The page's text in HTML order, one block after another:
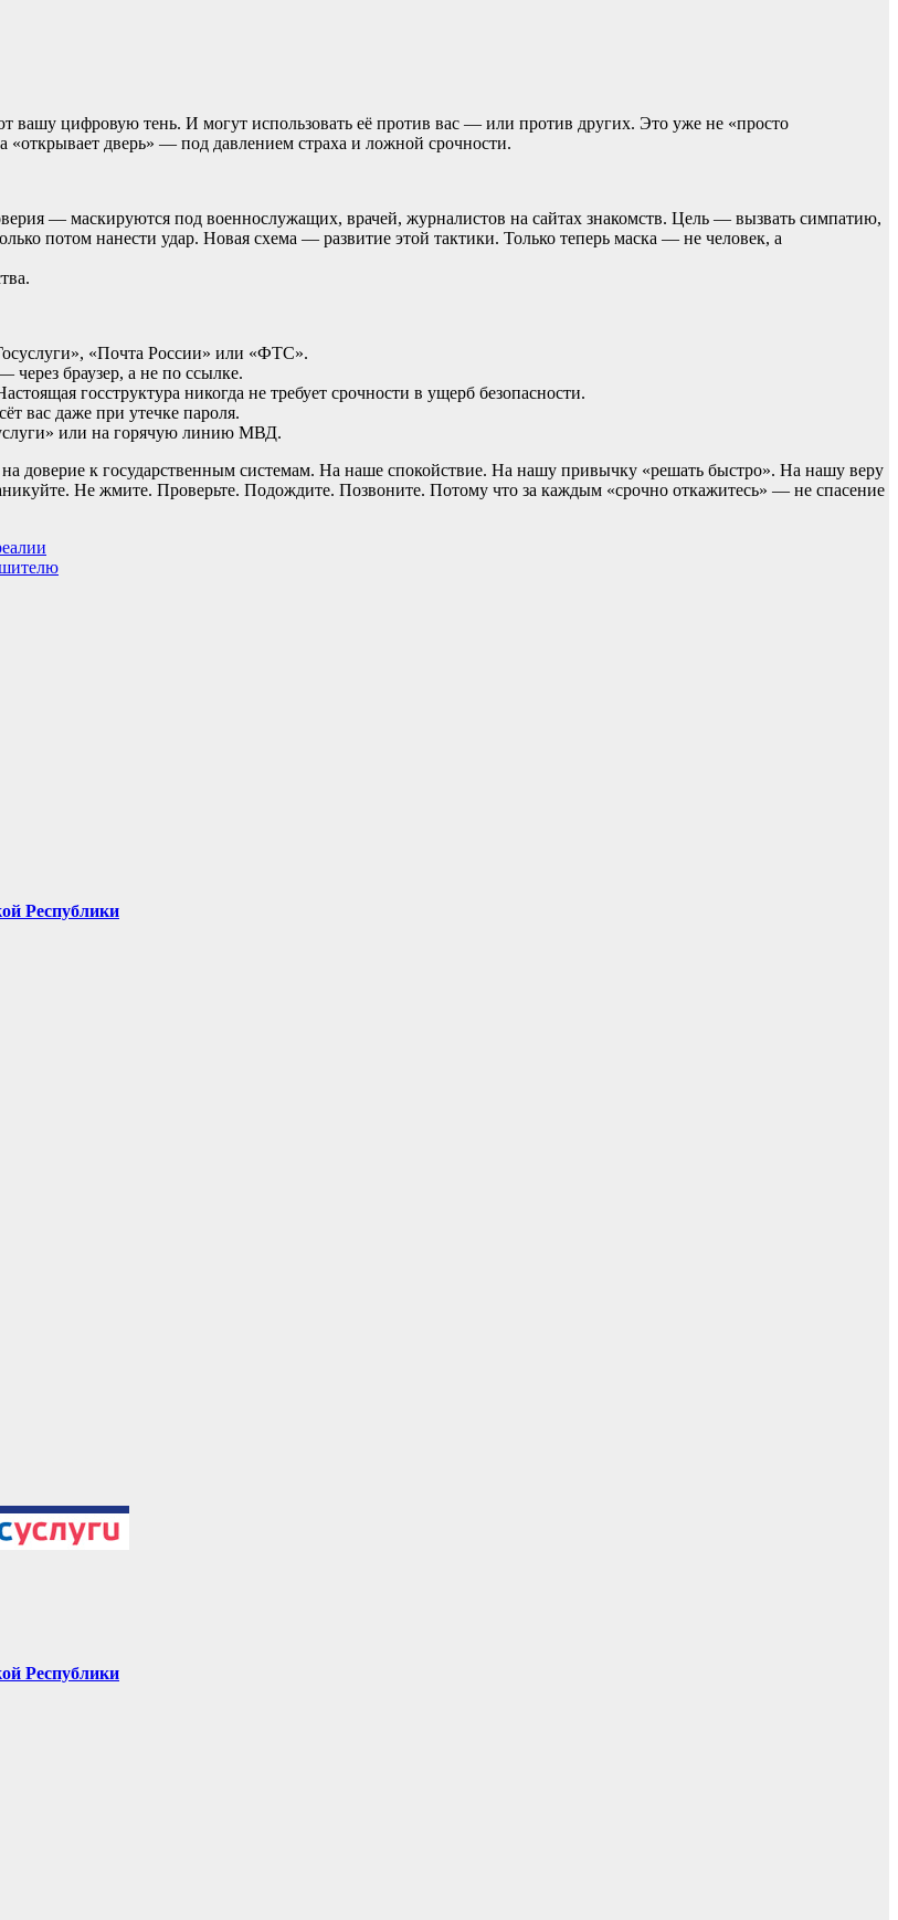
цифровую тень. И могут использовать её против вас — или против других. Это уже не «просто
дверь» — под давлением страха и ложной срочности.
— маскируются под военнослужащих, врачей, журналистов на сайтах знакомств. Цель — вызвать симпатию,
потом нанести удар. Новая схема — развитие этой тактики. Только теперь маска — не человек, а
«Почта России» или «ФТС».
браузер, а не по ссылке.
госструктура никогда не требует срочности в ущерб безопасности.
вас даже при утечке пароля.
или на горячую линию МВД.
доверие к государственным системам. На наше спокойствие. На нашу привычку «решать быстро». На нашу веру
Не жмите. Проверьте. Подождите. Позвоните. Потому что за каждым «срочно откажитесь» — не спасение
Республики
Республики